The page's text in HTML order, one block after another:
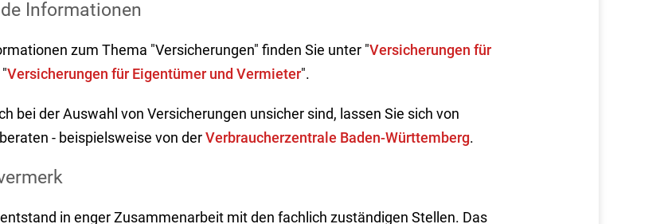
Informationen
zum Thema "Versicherungen" finden Sie unter "Versicherungen für
Versicherungen für Eigentümer und Vermieter".
bei der Auswahl von Versicherungen unsicher sind, lassen Sie sich von
- beispielsweise von derVerbraucherzentrale Baden-Württemberg.
in enger Zusammenarbeit mit den fachlich zuständigen Stellen. Das